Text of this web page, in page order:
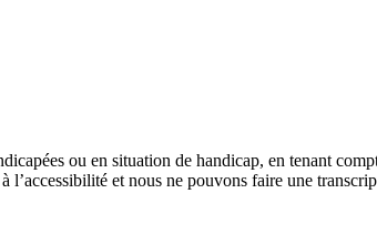
ou en situation de handicap, en tenant
et nous ne pouvons faire une